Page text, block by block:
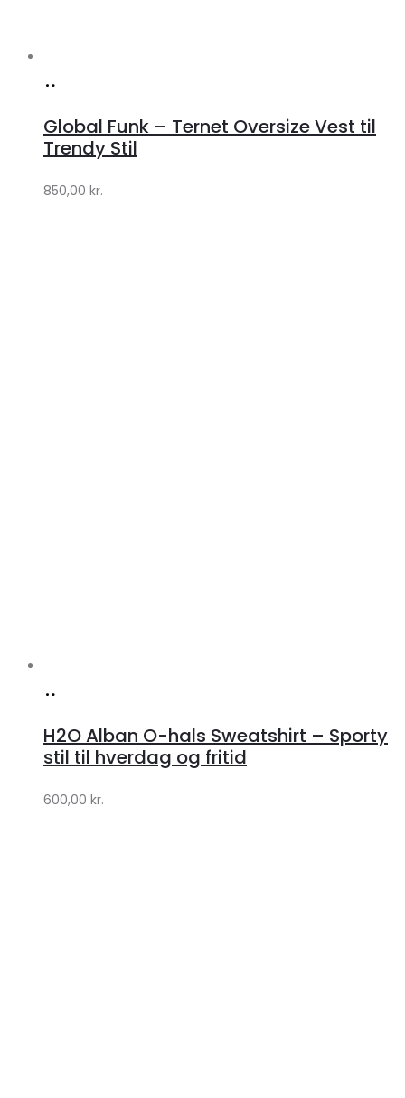
Lykke
Lykke
Global Funk – Ternet Oversize Vest til
Trendy Stil
850,00 kr.
Lykke
Lykke
H2O Alban O-hals Sweatshirt – Sporty
stil til hverdag og fritid
600,00 kr.